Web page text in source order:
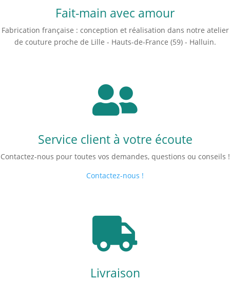
Fait-main avec amour
Fabrication française : conception et réalisation dans notre atelier
de couture proche de Lille - Hauts-de-France (59) - Halluin.

Service client à votre écoute
Contactez-nous pour toutes vos demandes, questions ou conseils !
Contactez-nous !

Livraison